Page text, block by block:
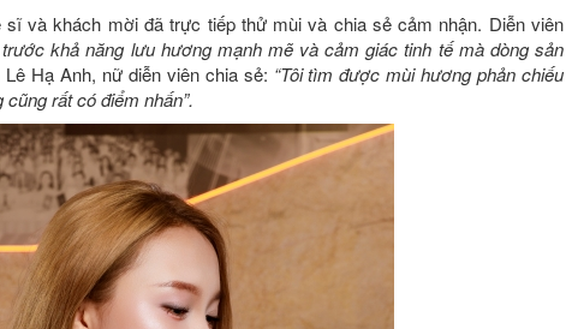
và khách mời đã trực tiếp thử mùi và chia sẻ cảm nhận. Diễn viên
trước khả năng lưu hương mạnh mẽ và cảm giác tinh tế mà dòng sản
Hạ Anh, nữ diễn viên chia sẻ: “Tôi tìm được mùi hương phản chiếu
rất có điểm nhấn”.